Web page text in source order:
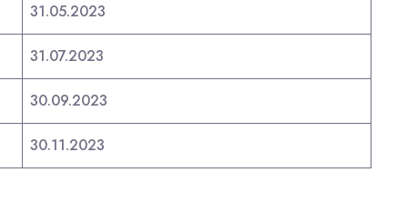
31.05.2023
31.07.2023
30.09.2023
30.11.2023